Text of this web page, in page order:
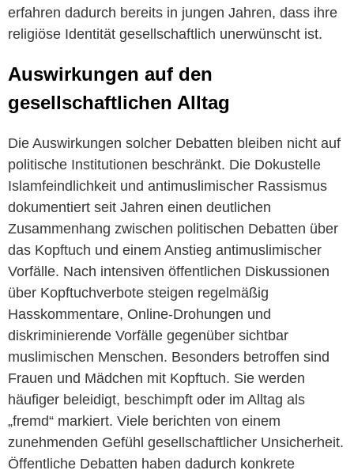
erfahren dadurch bereits in jungen Jahren, dass ihre
religiöse Identität gesellschaftlich unerwünscht ist.
Auswirkungen auf den
gesellschaftlichen Alltag
Die Auswirkungen solcher Debatten bleiben nicht auf
politische Institutionen beschränkt. Die Dokustelle
Islamfeindlichkeit und antimuslimischer Rassismus
dokumentiert seit Jahren einen deutlichen
Zusammenhang zwischen politischen Debatten über
das Kopftuch und einem Anstieg antimuslimischer
Vorfälle. Nach intensiven öffentlichen Diskussionen
über Kopftuchverbote steigen regelmäßig
Hasskommentare, Online-Drohungen und
diskriminierende Vorfälle gegenüber sichtbar
muslimischen Menschen. Besonders betroffen sind
Frauen und Mädchen mit Kopftuch. Sie werden
häufiger beleidigt, beschimpft oder im Alltag als
„fremd“ markiert. Viele berichten von einem
zunehmenden Gefühl gesellschaftlicher Unsicherheit.
Öffentliche Debatten haben dadurch konkrete